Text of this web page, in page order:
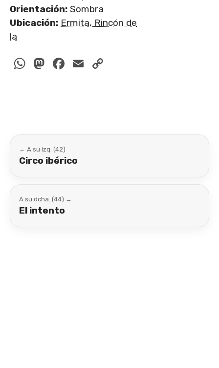
Orientación: Sombra
Ubicación: Ermita, Rincón de
la
WhatsApp
Mastodon
Facebook
Email
← A su izq. (42)
Circo ibérico
A su dcha. (44) →
El intento